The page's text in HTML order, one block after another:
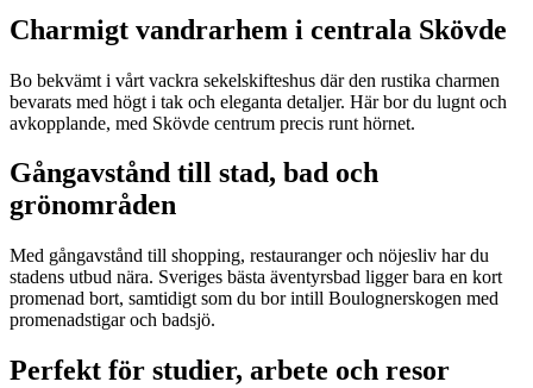
Charmigt vandrarhem i centrala Skövde
Bo bekvämt i vårt vackra sekelskifteshus där den rustika charmen
bevarats med högt i tak och eleganta detaljer. Här bor du lugnt och
avkopplande, med Skövde centrum precis runt hörnet.
Gångavstånd till stad, bad och
grönområden
Med gångavstånd till shopping, restauranger och nöjesliv har du
stadens utbud nära. Sveriges bästa äventyrsbad ligger bara en kort
promenad bort, samtidigt som du bor intill Boulognerskogen med
promenadstigar och badsjö.
Perfekt för studier, arbete och resor